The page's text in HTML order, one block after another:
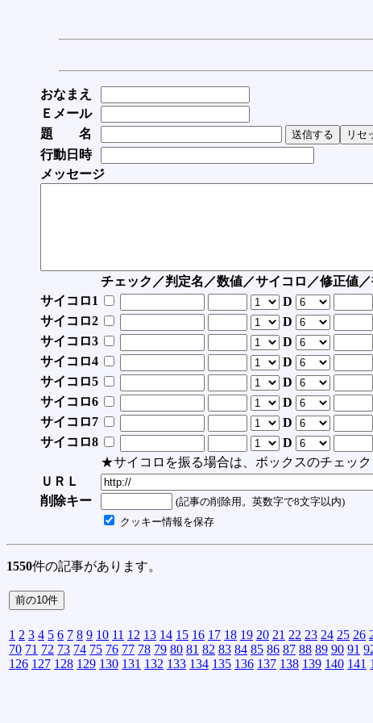
おなまえ
Ｅメール
題 名
行動日時
メッセージ
チェック／判定名／数値／サイコロ／修正値
サイコロ1
D
サイコロ2
D
サイコロ3
D
サイコロ4
D
サイコロ5
D
サイコロ6
D
サイコロ7
D
サイコロ8
D
★サイコロを振る場合は、ボックスのチェック
ＵＲＬ
削除キー
(記事の削除用。英数字で8文字以内)
クッキー情報を保存
1550件の記事があります。
1 2 3 4 5 6 7 8 9 10 11 12 13 14 15 16 17 18 19 20 21 22 23 24 25 26
70 71 72 73 74 75 76 77 78 79 80 81 82 83 84 85 86 87 88 89 90 91
126 127 128 129 130 131 132 133 134 135 136 137 138 139 140 141